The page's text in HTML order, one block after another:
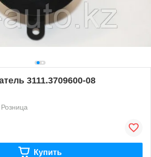
3111.3709600-08
Розница
Купить